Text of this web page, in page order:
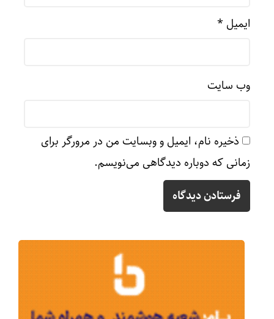
ایمیل *
وب‌ سایت
ذخیره نام، ایمیل و وبسایت من در مرورگر برای
زمانی که دوباره دیدگاهی می‌نویسم.